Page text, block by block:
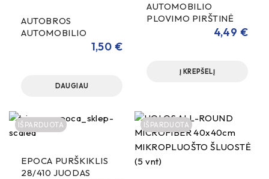
AUTOBROS
AUTOMOBILIO
PLOVIMO KEMPINĖ
1,50 €
DAUGIAU
AUTOMOBILIO
PLOVIMO PIRŠTINĖ
MIKROFIBRINĖ4,49 €
Į KREPŠELĮ
IŠPARDUOTA
EPOCA PURŠKIKLIS
28/410 JUODAS
IŠPARDUOTA